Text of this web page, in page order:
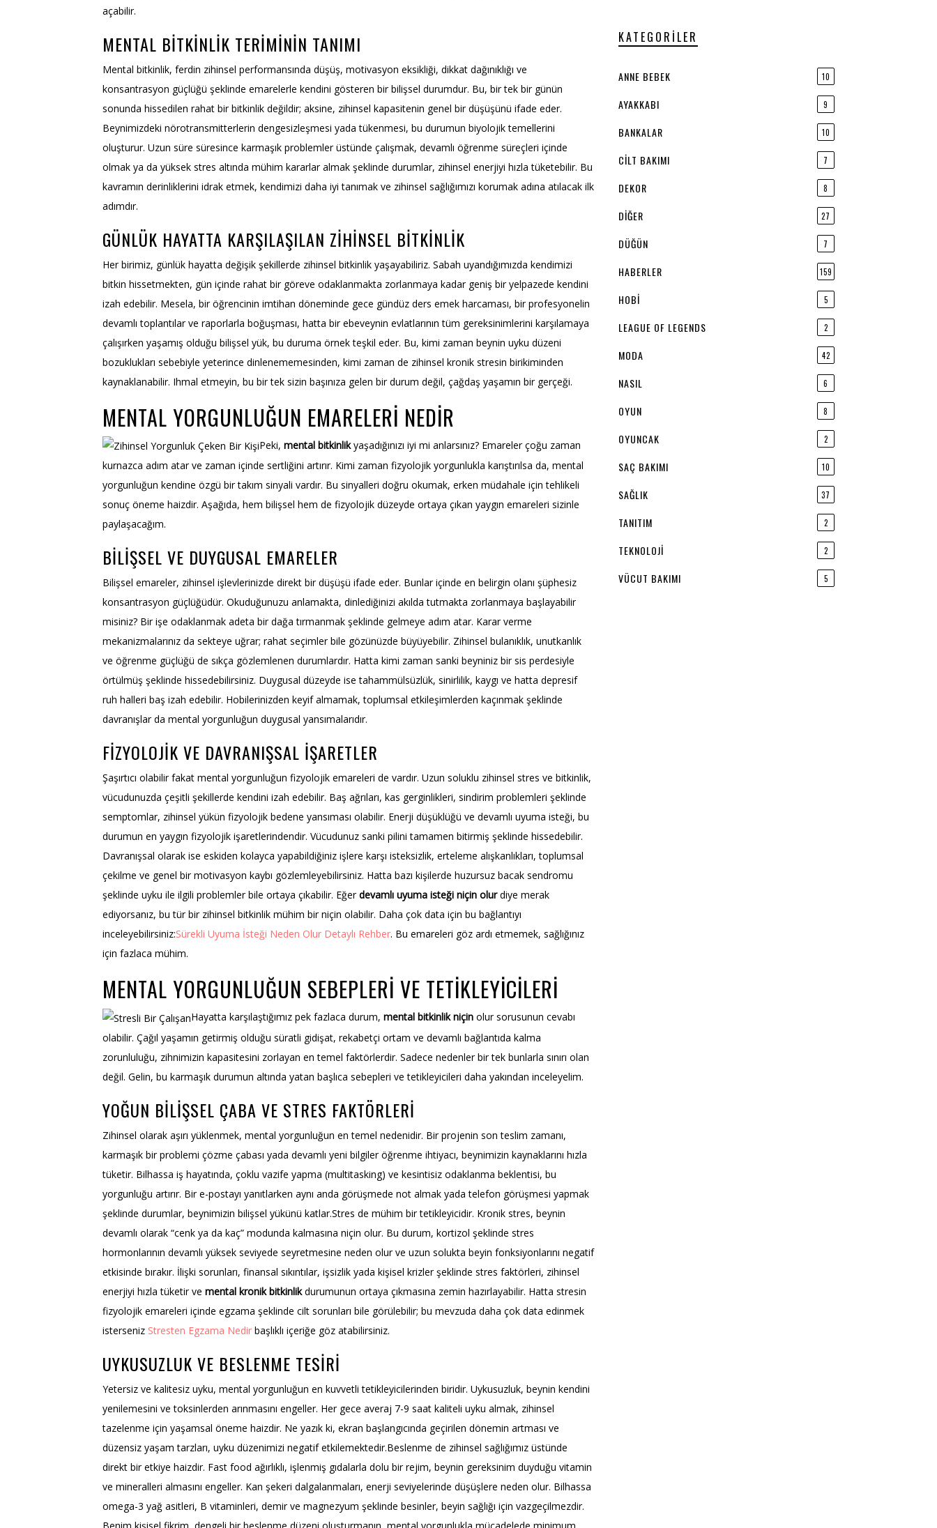
açabilir.
MENTAL BITKINLIK TERIMININ TANIMI
Mental bitkinlik, ferdin zihinsel performansında düşüş, motivasyon eksikliği, dikkat dağınıklığı ve
konsantrasyon güçlüğü şeklinde emarelerle kendini gösteren bir bilişsel durumdur. Bu, bir tek bir günün
sonunda hissedilen rahat bir bitkinlik değildir; aksine, zihinsel kapasitenin genel bir düşüşünü ifade eder.
Beynimizdeki nörotransmitterlerin dengesizleşmesi yada tükenmesi, bu durumun biyolojik temellerini
oluşturur. Uzun süre süresince karmaşık problemler üstünde çalışmak, devamlı öğrenme süreçleri içinde
olmak ya da yüksek stres altında mühim kararlar almak şeklinde durumlar, zihinsel enerjiyi hızla tüketebilir. Bu
kavramın derinliklerini idrak etmek, kendimizi daha iyi tanımak ve zihinsel sağlığımızı korumak adına atılacak ilk
adımdır.
GÜNLÜK HAYATTA KARŞILAŞILAN ZIHINSEL BITKINLIK
Her birimiz, günlük hayatta değişik şekillerde zihinsel bitkinlik yaşayabiliriz. Sabah uyandığımızda kendimizi
bitkin hissetmekten, gün içinde rahat bir göreve odaklanmakta zorlanmaya kadar geniş bir yelpazede kendini
izah edebilir. Mesela, bir öğrencinin imtihan döneminde gece gündüz ders emek harcaması, bir profesyonelin
devamlı toplantılar ve raporlarla boğuşması, hatta bir ebeveynin evlatlarının tüm gereksinimlerini karşılamaya
çalışırken yaşamış olduğu bilişsel yük, bu duruma örnek teşkil eder. Bu, kimi zaman beynin uyku düzeni
bozuklukları sebebiyle yeterince dinlenememesinden, kimi zaman de zihinsel kronik stresin birikiminden
kaynaklanabilir. Ihmal etmeyin, bu bir tek sizin başınıza gelen bir durum değil, çağdaş yaşamın bir gerçeği.
MENTAL YORGUNLUĞUN EMARELERI NEDIR
Peki, mental bitkinlikyaşadığınızı iyi mi anlarsınız? Emareler çoğu zaman
kurnazca adım atar ve zaman içinde sertliğini artırır. Kimi zaman fizyolojik yorgunlukla karıştırılsa da, mental
yorgunluğun kendine özgü bir takım sinyali vardır. Bu sinyalleri doğru okumak, erken müdahale için tehlikeli
sonuç öneme haizdir. Aşağıda, hem bilişsel hem de fizyolojik düzeyde ortaya çıkan yaygın emareleri sizinle
paylaşacağım.
BILIŞSEL VE DUYGUSAL EMARELER
Bilişsel emareler, zihinsel işlevlerinizde direkt bir düşüşü ifade eder. Bunlar içinde en belirgin olanı şüphesiz
konsantrasyon güçlüğüdür. Okuduğunuzu anlamakta, dinlediğinizi akılda tutmakta zorlanmaya başlayabilir
misiniz? Bir işe odaklanmak adeta bir dağa tırmanmak şeklinde gelmeye adım atar. Karar verme
mekanizmalarınız da sekteye uğrar; rahat seçimler bile gözünüzde büyüyebilir. Zihinsel bulanıklık, unutkanlık
ve öğrenme güçlüğü de sıkça gözlemlenen durumlardır. Hatta kimi zaman sanki beyniniz bir sis perdesiyle
örtülmüş şeklinde hissedebilirsiniz. Duygusal düzeyde ise tahammülsüzlük, sinirlilik, kaygı ve hatta depresif
ruh halleri baş izah edebilir. Hobilerinizden keyif almamak, toplumsal etkileşimlerden kaçınmak şeklinde
davranışlar da mental yorgunluğun duygusal yansımalarıdır.
FIZYOLOJIK VE DAVRANIŞSAL İŞARETLER
Şaşırtıcı olabilir fakat mental yorgunluğun fizyolojik emareleri de vardır. Uzun soluklu zihinsel stres ve bitkinlik,
vücudunuzda çeşitli şekillerde kendini izah edebilir. Baş ağrıları, kas gerginlikleri, sindirim problemleri şeklinde
semptomlar, zihinsel yükün fizyolojik bedene yansıması olabilir. Enerji düşüklüğü ve devamlı uyuma isteği, bu
durumun en yaygın fizyolojik işaretlerindendir. Vücudunuz sanki pilini tamamen bitirmiş şeklinde hissedebilir.
Davranışsal olarak ise eskiden kolayca yapabildiğiniz işlere karşı isteksizlik, erteleme alışkanlıkları, toplumsal
çekilme ve genel bir motivasyon kaybı gözlemleyebilirsiniz. Hatta bazı kişilerde huzursuz bacak sendromu
şeklinde uyku ile ilgili problemler bile ortaya çıkabilir. Eğerdevamlı uyuma isteği niçin olurdiye merak
ediyorsanız, bu tür bir zihinsel bitkinlik mühim bir niçin olabilir. Daha çok data için bu bağlantıyı
inceleyebilirsiniz:Sürekli Uyuma İsteği Neden Olur Detaylı Rehber. Bu emareleri göz ardı etmemek, sağlığınız
için fazlaca mühim.
MENTAL YORGUNLUĞUN SEBEPLERI VE TETIKLEYICILERI
Hayatta karşılaştığımız pek fazlaca durum, mental bitkinlik niçin olur sorusunun cevabı
olabilir. Çağıl yaşamın getirmiş olduğu süratli gidişat, rekabetçi ortam ve devamlı bağlantıda kalma
zorunluluğu, zihnimizin kapasitesini zorlayan en temel faktörlerdir. Sadece nedenler bir tek bunlarla sınırı olan
değil. Gelin, bu karmaşık durumun altında yatan başlıca sebepleri ve tetikleyicileri daha yakından inceleyelim.
YOĞUN BILIŞSEL ÇABA VE STRES FAKTÖRLERI
Zihinsel olarak aşırı yüklenmek, mental yorgunluğun en temel nedenidir. Bir projenin son teslim zamanı,
karmaşık bir problemi çözme çabası yada devamlı yeni bilgiler öğrenme ihtiyacı, beynimizin kaynaklarını hızla
tüketir. Bilhassa iş hayatında, çoklu vazife yapma (multitasking) ve kesintisiz odaklanma beklentisi, bu
yorgunluğu artırır. Bir e-postayı yanıtlarken aynı anda görüşmede not almak yada telefon görüşmesi yapmak
şeklinde durumlar, beynimizin bilişsel yükünü katlar.Stres de mühim bir tetikleyicidir. Kronik stres, beynin
devamlı olarak “cenk ya da kaç” modunda kalmasına niçin olur. Bu durum, kortizol şeklinde stres
hormonlarının devamlı yüksek seviyede seyretmesine neden olur ve uzun solukta beyin fonksiyonlarını negatif
etkisinde bırakır. İlişki sorunları, finansal sıkıntılar, işsizlik yada kişisel krizler şeklinde stres faktörleri, zihinsel
enerjiyi hızla tüketir ve mental kronik bitkinlikdurumunun ortaya çıkmasına zemin hazırlayabilir. Hatta stresin
fizyolojik emareleri içinde egzama şeklinde cilt sorunları bile görülebilir; bu mevzuda daha çok data edinmek
isterseniz Stresten Egzama Nedir başlıklı içeriğe göz atabilirsiniz.
UYKUSUZLUK VE BESLENME TESIRI
Yetersiz ve kalitesiz uyku, mental yorgunluğun en kuvvetli tetikleyicilerinden biridir. Uykusuzluk, beynin kendini
yenilemesini ve toksinlerden arınmasını engeller. Her gece averaj 7-9 saat kaliteli uyku almak, zihinsel
tazelenme için yaşamsal öneme haizdir. Ne yazık ki, ekran başlangıcında geçirilen dönemin artması ve
düzensiz yaşam tarzları, uyku düzenimizi negatif etkilemektedir.Beslenme de zihinsel sağlığımız üstünde
direkt bir etkiye haizdir. Fast food ağırlıklı, işlenmiş gıdalarla dolu bir rejim, beynin gereksinim duyduğu vitamin
ve mineralleri almasını engeller. Kan şekeri dalgalanmaları, enerji seviyelerinde düşüşlere neden olur. Bilhassa
omega-3 yağ asitleri, B vitaminleri, demir ve magnezyum şeklinde besinler, beyin sağlığı için vazgeçilmezdir.
Benim kişisel fikrim, dengeli bir beslenme düzeni oluşturmanın, mental yorgunlukla mücadelede minimum
KATEGORILER
ANNE BEBEK 10
AYAKKABI 9
BANKALAR 10
CILT BAKIMI 7
DEKOR 8
DIĞER 27
DÜĞÜN 7
HABERLER 159
HOBI 5
LEAGUE OF LEGENDS 2
MODA 42
NASIL 6
OYUN 8
OYUNCAK 2
SAÇ BAKIMI 10
SAĞLIK 37
TANITIM 2
TEKNOLOJI 2
VÜCUT BAKIMI 5